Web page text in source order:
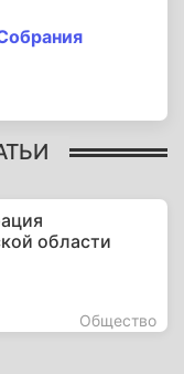
области
Общество